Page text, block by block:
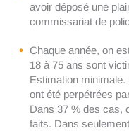
avoir déposé une
commissariat de
Chaque année, on
18 à 75 ans sont
Estimation
ont été perpétrées
Dans 37 % des cas,
faits. Dans